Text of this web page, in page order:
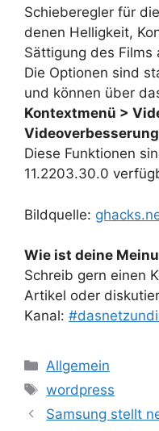
Schieberegler für
denen Helligkeit,
Sättigung des Films
Die Optionen sind
und können über
Kontextmenü >
Diese Funktionen
11.2203.30.0
Bildquelle:
Wie ist deine
Schreib gern einen
Artikel oder
Kanal:
Kategorien
Allgemein
Schlagwörter
wordpress
Samsung stellt